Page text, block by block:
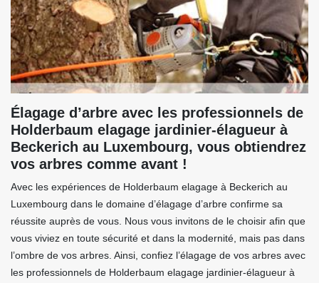
Élagage d’arbre avec les professionnels de
Holderbaum elagage jardinier-élagueur à
Beckerich au Luxembourg, vous obtiendrez
vos arbres comme avant !
Avec les expériences de Holderbaum elagage à Beckerich au
Luxembourg dans le domaine d’élagage d’arbre confirme sa
réussite auprès de vous. Nous vous invitons de le choisir afin que
vous viviez en toute sécurité et dans la modernité, mais pas dans
l’ombre de vos arbres. Ainsi, confiez l’élagage de vos arbres avec
les professionnels de Holderbaum elagage jardinier-élagueur à